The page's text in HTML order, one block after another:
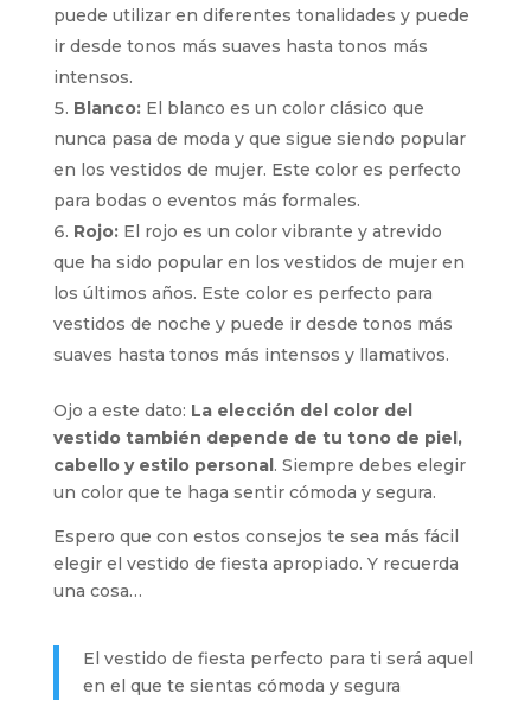
puede utilizar en diferentes tonalidades y puede
ir desde tonos más suaves hasta tonos más
intensos.
Blanco:El blanco es un color clásico que
nunca pasa de moda y que sigue siendo popular
en los vestidos de mujer. Este color es perfecto
para bodas o eventos más formales.
Rojo:El rojo es un color vibrante y atrevido
que ha sido popular en los vestidos de mujer en
los últimos años. Este color es perfecto para
vestidos de noche y puede ir desde tonos más
suaves hasta tonos más intensos y llamativos.
Ojo a este dato: La elección del color del
vestido también depende de tu tono de piel,
cabello y estilo personal. Siempre debes elegir
un color que te haga sentir cómoda y segura.
Espero que con estos consejos te sea más fácil
elegir el vestido de fiesta apropiado. Y recuerda
una cosa…
El vestido de fiesta perfecto para ti será aquel
en el que te sientas cómoda y segura